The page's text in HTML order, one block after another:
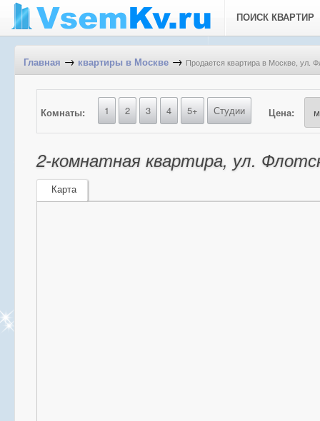
ПОИСК КВАРТИР
Главная → квартиры в Москве → Продается квартира в Москве, ул.
Комнаты: 1 2 3 4 5+ Студии Цена:
2-комнатная квартира, ул.
Карта